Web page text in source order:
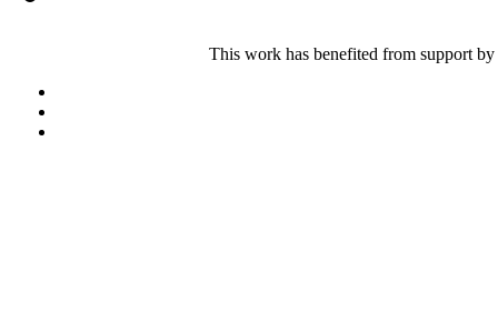
This work has benefited from support